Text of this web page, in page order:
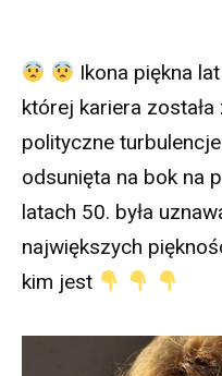
Ikona piękna
której kariera
polityczne
odsunięta na bok na
latach 50. była
największych
kim jest